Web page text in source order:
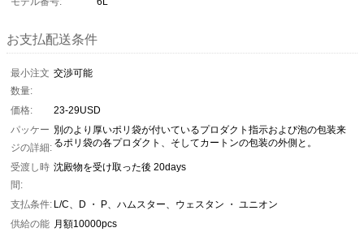
お支払配送条件
最小注文
数量:
交渉可能
価格:
23-29USD
パッケー
ジの詳細:
別のより厚いポリ袋が付いているプロダクト指示および泡の包装来
るポリ袋の各プロダクト、そしてカートンの包装の外側と。
受渡し時
間:
沈殿物を受け取った後 20days
支払条件: L/C、D ・ P、ハムスター、ウェスタン ・ ユニオン
供給の能 月額10000pcs